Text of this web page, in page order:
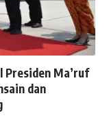
Presiden Ma’ruf
dan